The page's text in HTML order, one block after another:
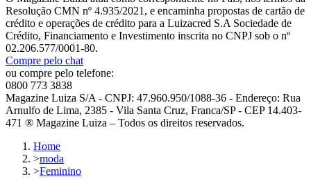
Resolução CMN nº 4.935/2021, e encaminha propostas de cartão de
crédito e operações de crédito para a Luizacred S.A Sociedade de
Crédito, Financiamento e Investimento inscrita no CNPJ sob o nº
02.206.577/0001-80.
Compre pelo chat
ou compre pelo telefone:
0800 773 3838
Magazine Luiza S/A - CNPJ: 47.960.950/1088-36 - Endereço: Rua
Arnulfo de Lima, 2385 - Vila Santa Cruz, Franca/SP - CEP 14.403-
471 ® Magazine Luiza – Todos os direitos reservados.
Home
>moda
>Feminino